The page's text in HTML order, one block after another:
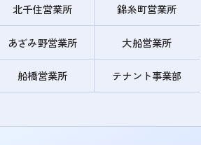
北千住営業所 錦糸町営業所
あざみ野営業所 大船営業所
船橋営業所 テナント事業部